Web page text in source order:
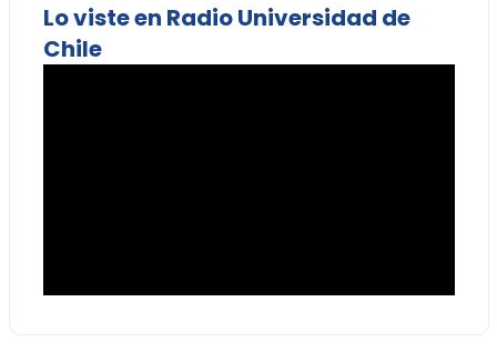
Lo viste en Radio Universidad de
Chile